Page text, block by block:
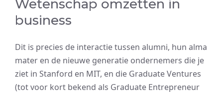
Wetenschap omzetten in
business
Dit is precies de interactie tussen alumni, hun alma
mater en de nieuwe generatie ondernemers die je
ziet in Stanford en MIT, en die Graduate Ventures
(tot voor kort bekend als Graduate Entrepreneur